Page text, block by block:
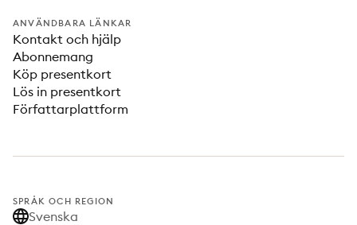
ANVÄNDBARA LÄNKAR
Kontakt och hjälp
Abonnemang
Köp presentkort
Lös in presentkort
Författarplattform
SPRÅK OCH REGION
Svenska